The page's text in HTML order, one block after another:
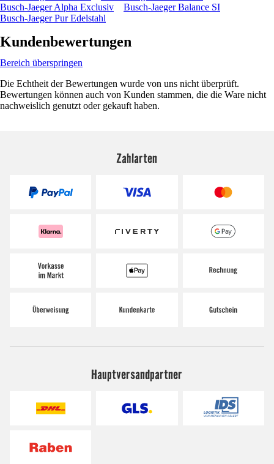
Busch-Jaeger Alpha Exclusiv
Busch-Jaeger Balance SI
Busch-Jaeger Pur Edelstahl
Kundenbewertungen
Bereich überspringen
Die Echtheit der Bewertungen wurde von uns nicht überprüft.
Bewertungen können auch von Kunden stammen, die die Ware nicht
nachweislich genutzt oder gekauft haben.
Zahlarten
Hauptversandpartner